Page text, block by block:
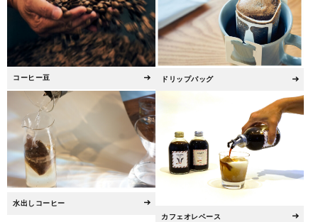
コーヒー豆 ドリップバッグ
水出しコーヒー
カフェオレベース